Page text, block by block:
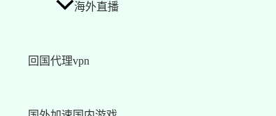
海外直播
回国代理vpn